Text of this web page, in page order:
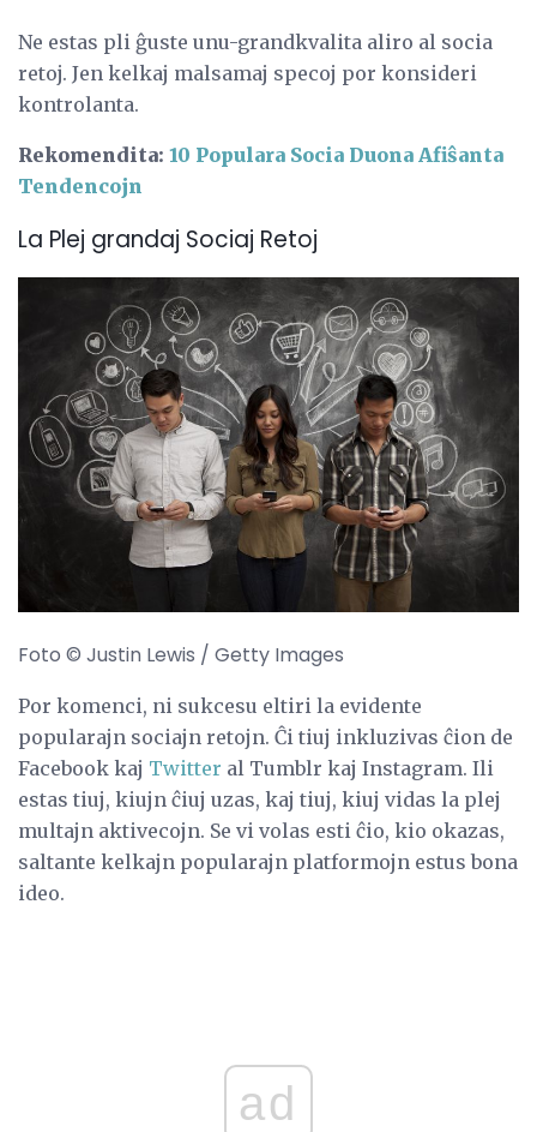
Ne estas pli ĝuste unu-grandkvalita aliro al socia
retoj. Jen kelkaj malsamaj specoj por konsideri
kontrolanta.
Rekomendita: 10 Populara Socia Duona Afiŝanta
Tendencojn
La Plej grandaj Sociaj Retoj
Foto © Justin Lewis / Getty Images
Por komenci, ni sukcesu eltiri la evidente
popularajn sociajn retojn. Ĉi tiuj inkluzivas ĉion de
Facebook kaj Twitter al Tumblr kaj Instagram. Ili
estas tiuj, kiujn ĉiuj uzas, kaj tiuj, kiuj vidas la plej
multajn aktivecojn. Se vi volas esti ĉio, kio okazas,
saltante kelkajn popularajn platformojn estus bona
ideo.
ad